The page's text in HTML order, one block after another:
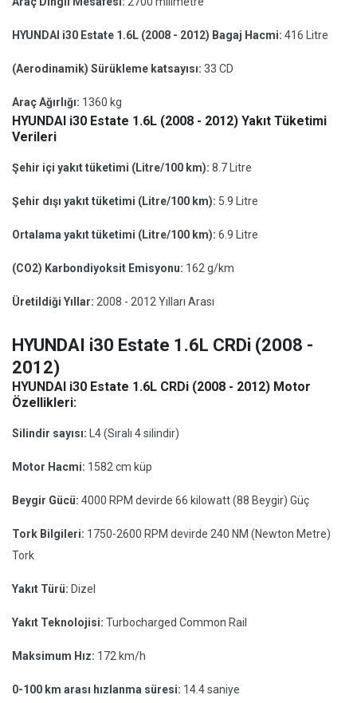
HYUNDAI i30 Estate 1.6L (2008 - 2012) Bagaj Hacmi: 416 Litre
(Aerodinamik) Sürükleme katsayısı: 33 CD
Araç Ağırlığı: 1360 kg
HYUNDAI i30 Estate 1.6L (2008 - 2012) Yakıt Tüketimi
Verileri
Şehir içi yakıt tüketimi (Litre/100 km): 8.7 Litre
Şehir dışı yakıt tüketimi (Litre/100 km): 5.9 Litre
Ortalama yakıt tüketimi (Litre/100 km): 6.9 Litre
(CO2) Karbondiyoksit Emisyonu: 162 g/km
Üretildiği Yıllar: 2008 - 2012 Yılları Arası
HYUNDAI i30 Estate 1.6L CRDi (2008 -
2012)
HYUNDAI i30 Estate 1.6L CRDi (2008 - 2012) Motor
Özellikleri:
Silindir sayısı: L4 (Sıralı 4 silindir)
Motor Hacmi: 1582 cm küp
Beygir Gücü: 4000 RPM devirde 66 kilowatt (88 Beygir) Güç
Tork Bilgileri: 1750-2600 RPM devirde 240 NM (Newton Metre)
Tork
Yakıt Türü: Dizel
Yakıt Teknolojisi: Turbocharged Common Rail
Maksimum Hız: 172 km/h
0-100 km arası hızlanma süresi: 14.4 saniye